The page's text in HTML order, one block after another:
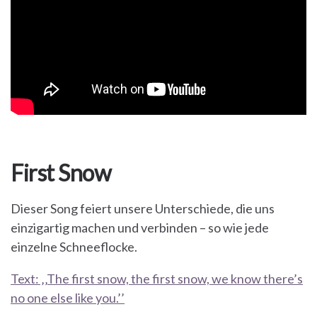
First Snow
Dieser Song feiert unsere Unterschiede, die uns
einzigartig machen und verbinden – so wie jede
einzelne Schneeflocke.
Text: ‚‚The first snow, the first snow, we know there’s
no one else like you.’’